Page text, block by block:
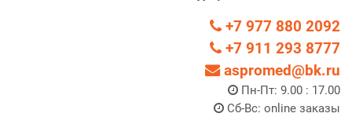
+7 977 880 2092
+7 911 293 8777
aspromed@bk.ru
Пн-Пт: 9.00 : 17.00
Сб-Вс: online заказы